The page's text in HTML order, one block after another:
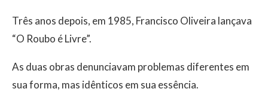
Três anos depois, em 1985, Francisco Oliveira lançava
“O Roubo é Livre”.
As duas obras denunciavam problemas diferentes em
sua forma, mas idênticos em sua essência.